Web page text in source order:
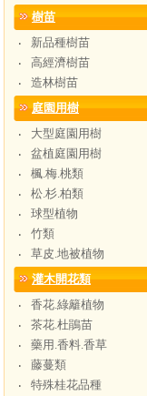
樹苗
‧
新品種樹苗
‧
高經濟樹苗
‧
造林樹苗
庭園用樹
‧
大型庭園用樹
‧
盆植庭園用樹
‧
楓.梅.桃類
‧
松.杉.柏類
‧
球型植物
‧
竹類
‧
草皮.地被植物
灌木開花類
‧
香花.綠籬植物
‧
茶花.杜鵑苗
‧
藥用.香料.香草
‧
藤蔓類
‧
特殊桂花品種